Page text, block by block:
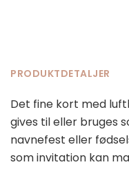
PRODUKTDETALJER
Det fine kort med
gives til eller bruges
navnefest eller
som invitation kan